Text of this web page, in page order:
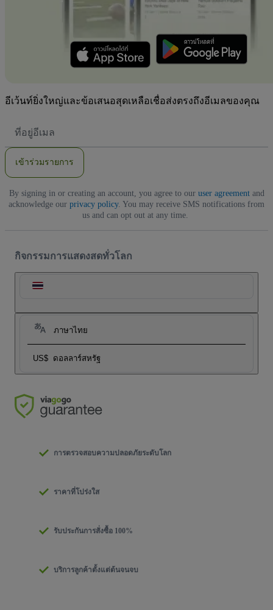
อีเว้นท์ยิ่งใหญ่และข้อเสนอสุดเหลือเชื่อส่งตรงถึงอีเมลของคุณ
อยู่
เข้าร่วมรายการ
By signing in or creating an account, you agree to our user agreementand
acknowledge our privacy policy. You may receive SMS notifications from
us and can opt out at any time.
กิจกรรมการแสดงสดทั่วโลก
ภาษาไทย
US$ ดอลลาร์สหรัฐ
การตรวจสอบความปลอดภัยระดับโลก
ราคาที่โปร่งใส
รับประกันการสั่งซื้อ 100%
บริการลูกค้าตั้งแต่ต้นจนจบ